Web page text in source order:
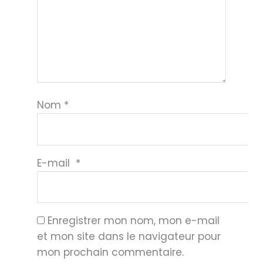
Nom *
E-mail *
Enregistrer mon nom, mon e-mail
et mon site dans le navigateur pour
mon prochain commentaire.